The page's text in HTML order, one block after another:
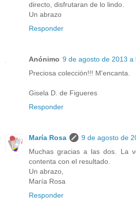
directo, disfrutaran de lo lindo.
Un abrazo
Responder
Anónimo 9 de agosto de 2013 a
Preciosa colección!!! M'encanta.
Gisela D. de Figueres
Responder
María Rosa
9 de agosto de
Muchas gracias a las dos. La
contenta con el resultado.
Un abrazo,
María Rosa
Responder